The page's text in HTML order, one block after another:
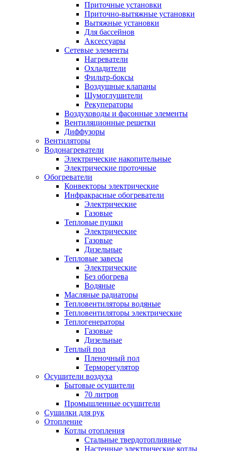
Приточные установки
Приточно-вытяжные установки
Вытяжные установки
Для бассейнов
Аксессуары
Сетевые элементы
Нагреватели
Охладители
Фильтр-боксы
Воздушные клапаны
Шумоглушители
Рекуператоры
Воздуховоды и фасонные элементы
Вентиляционные решетки
Диффузоры
Вентиляторы
Водонагреватели
Электрические накопительные
Электрические проточные
Обогреватели
Конвекторы электрические
Инфракрасные обогреватели
Электрические
Газовые
Тепловые пушки
Электрические
Газовые
Дизельные
Тепловые завесы
Электрические
Без обогрева
Водяные
Масляные радиаторы
Тепловентиляторы водяные
Тепловентиляторы электрические
Теплогенераторы
Газовые
Дизельные
Теплый пол
Пленочный пол
Терморегулятор
Осушители воздуха
Бытовые осушители
70 литров
Промышленные осушители
Сушилки для рук
Отопление
Котлы отопления
Стальные твердотопливные
Настенные электрические котлы